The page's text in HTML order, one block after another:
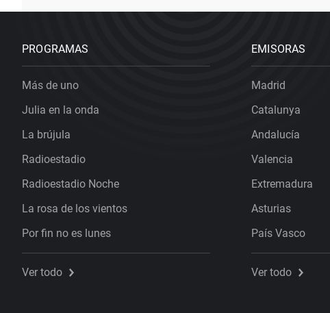
PROGRAMAS
Más de uno
Julia en la onda
La brújula
Radioestadio
Radioestadio Noche
La rosa de los vientos
Por fin no es lunes
Ver todo
EMISORAS
Madrid
Catalunya
Andalucía
Valencia
Extremadura
Asturias
País Vasco
Ver todo